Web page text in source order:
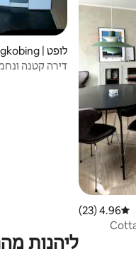
דירוג ממוצע של 4.96 מתוך 5, 23 ביקורות
4.96 (23)
לופט | Ringkobing
דירה קטנה
ליהנות